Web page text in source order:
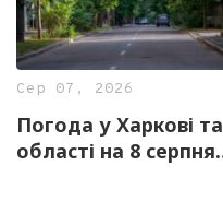
Сер 07, 2026
Погода у Харкові та
області на 8 серпня